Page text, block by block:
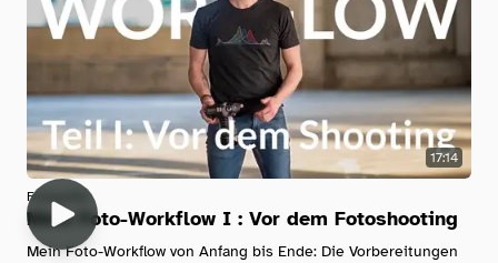
17:14
Fotografie
Mein Foto-Workflow I : Vor dem Fotoshooting
Mein Foto-Workflow von Anfang bis Ende: Die Vorbereitungen